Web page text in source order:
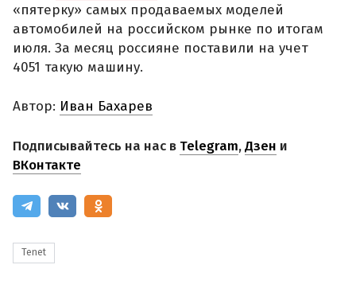
«пятерку» самых продаваемых моделей
автомобилей на российском рынке по итогам
июля. За месяц россияне поставили на учет
4051 такую машину.
Автор: Иван Бахарев
Подписывайтесь на нас в Telegram,Дзен и
ВКонтакте
Tenet